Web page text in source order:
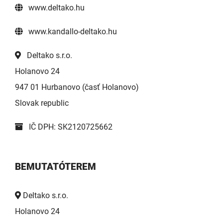
www.deltako.hu
www.kandallo-deltako.hu
Deltako s.r.o.
Holanovo 24
947 01 Hurbanovo (časť Holanovo)
Slovak republic
IČ DPH: SK2120725662
BEMUTATÓTEREM
Deltako s.r.o.
Holanovo 24